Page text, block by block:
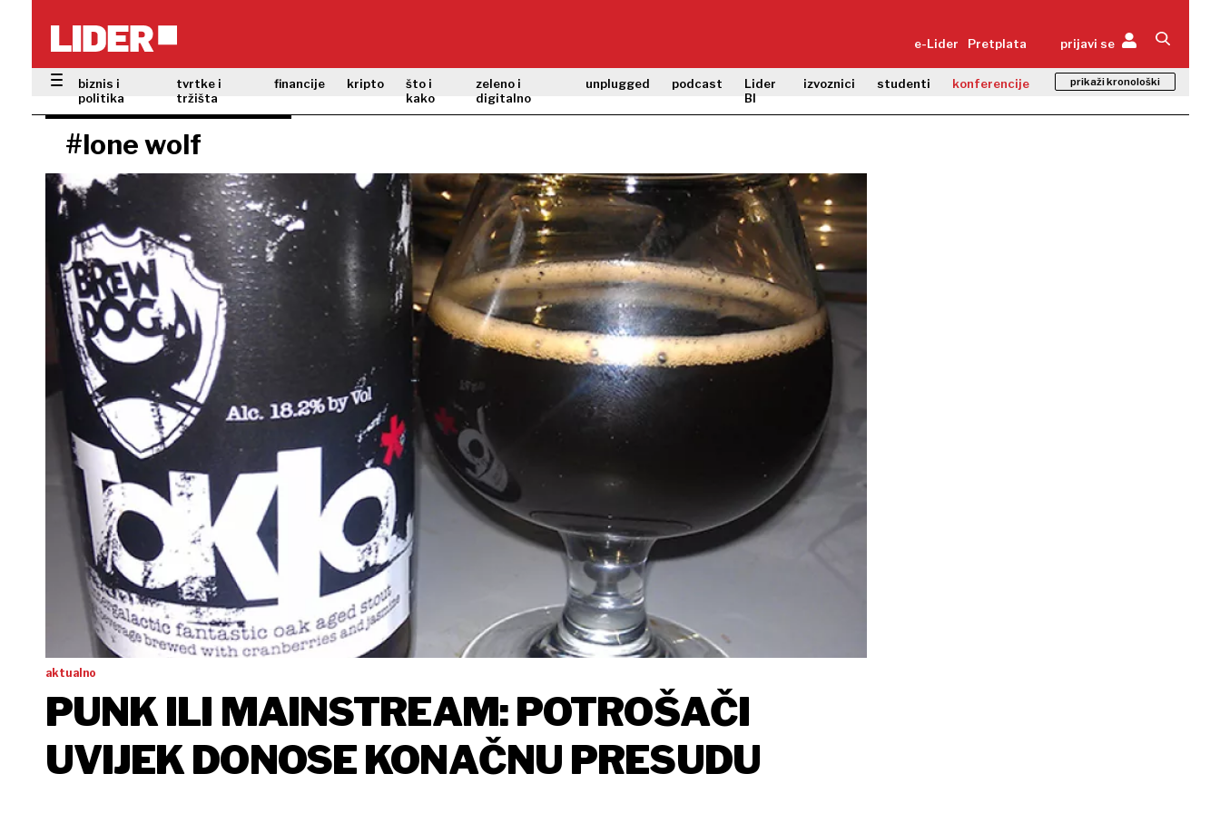
e-Lider Pretplata prijavi se
biznis i
politika
tvrtke i
tržišta
financije kripto
što i
kako
zeleno i
digitalno
unplugged podcast
Lider
BI
izvoznici studenti konferencije prikaži kronološki
#lone wolf
aktualno
PUNK ILI MAINSTREAM: POTROŠAČI
UVIJEK DONOSE KONAČNU PRESUDU